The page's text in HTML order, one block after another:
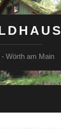
- Wörth am Main